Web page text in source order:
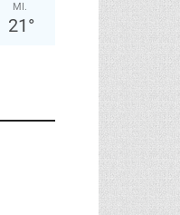
MI.
21 °